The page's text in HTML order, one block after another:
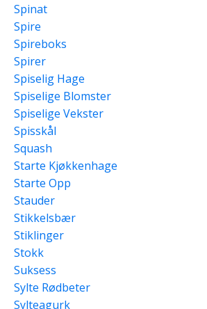
Spinat
Spire
Spireboks
Spirer
Spiselig Hage
Spiselige Blomster
Spiselige Vekster
Spisskål
Squash
Starte Kjøkkenhage
Starte Opp
Stauder
Stikkelsbær
Stiklinger
Stokk
Suksess
Sylte Rødbeter
Sylteagurk